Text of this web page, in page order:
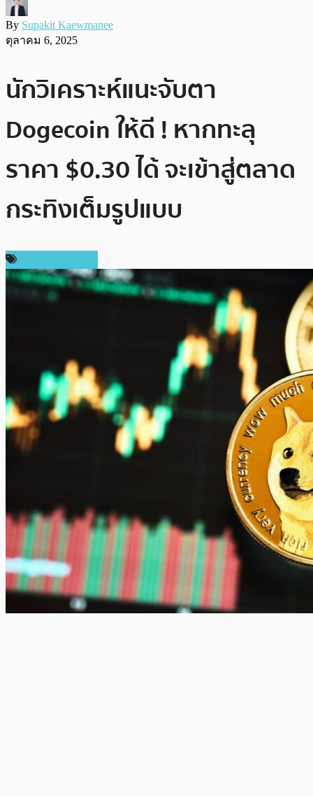
By Supakit Kaewmanee
ตุลาคม 6, 2025
นักวิเคราะห์แนะจับตา
Dogecoin ให้ดี ! หากทะลุ
ราคา $0.30 ได้ จะเข้าสู่ตลาด
กระทิงเต็มรูปแบบ